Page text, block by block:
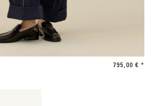
795,00 € *